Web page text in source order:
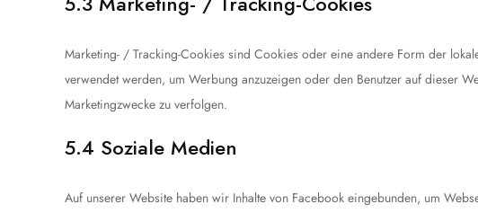
Marketing- / Tracking-Cookies sind Cookies oder eine andere Form der
verwendet werden, um Werbung anzuzeigen oder den Benutzer auf dieser
Marketingzwecke zu verfolgen.
5.4 Soziale Medien
Auf unserer Website haben wir Inhalte von Facebook eingebunden, um